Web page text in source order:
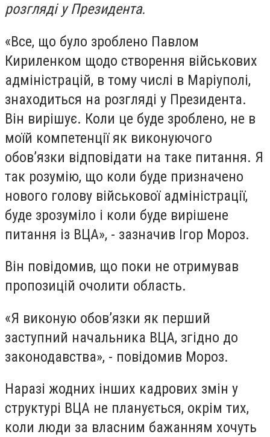
розгляді у Президента.
«Все, що було зроблено Павлом
Кириленком щодо створення військових
адміністрацій, в тому числі в Маріуполі,
знаходиться на розгляді у Президента.
Він вирішує. Коли це буде зроблено, не в
моїй компетенції як виконуючого
обов’язки відповідати на таке питання. Я
так розумію, що коли буде призначено
нового голову військової адміністрації,
буде зрозуміло і коли буде вирішене
питання із ВЦА», - зазначив Ігор Мороз.
Він повідомив, що поки не отримував
пропозицій очолити область.
«Я виконую обов’язки як перший
заступний начальника ВЦА, згідно до
законодавства», - повідомив Мороз.
Наразі жодних інших кадрових змін у
структурі ВЦА не планується, окрім тих,
коли люди за власним бажанням хочуть